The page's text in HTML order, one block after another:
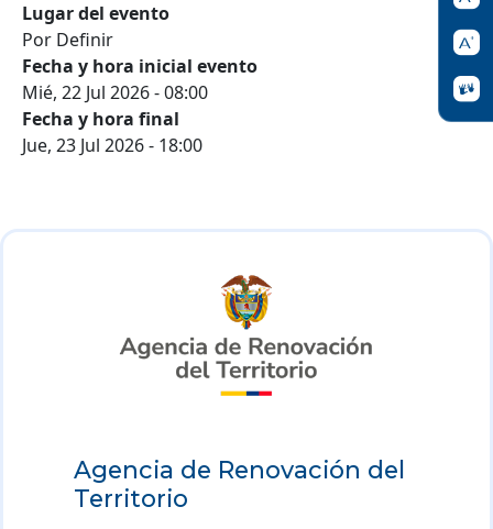
Lugar del evento
Por Definir
Fecha y hora inicial evento
Mié, 22 Jul 2026 - 08:00
Fecha y hora final
Jue, 23 Jul 2026 - 18:00
Agencia de Renovación del
Territorio